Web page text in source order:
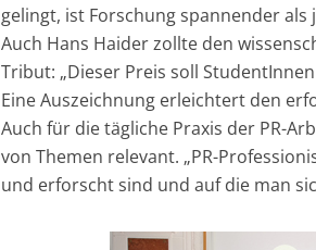
gelingt, ist Forschung spannender als
Auch Hans Haider zollte den
Tribut: „Dieser Preis soll
Eine Auszeichnung erleichtert den
Auch für die tägliche Praxis der PR-
von Themen relevant. „PR-
und erforscht sind und auf die man